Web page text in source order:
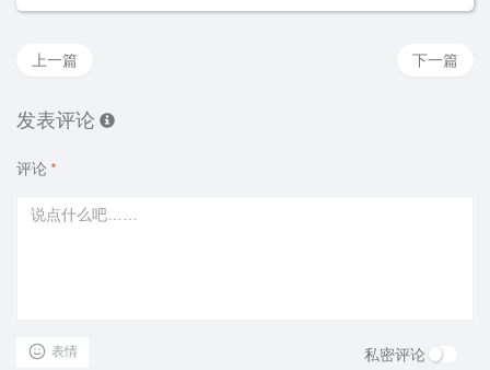
下一篇
上一篇
发表评论
评论 *
表情 私密评论